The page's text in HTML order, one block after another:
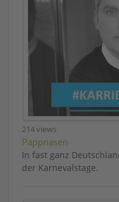
214 views
Pappnasen
In fast ganz
der Karnevalstage.